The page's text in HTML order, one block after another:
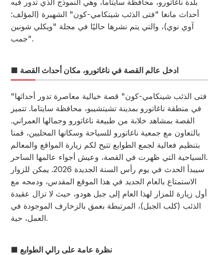
بلدة ناغاتورو، محافظة سايتاما، وهي النموذج الذي تدور فيه
أحداث مانغا "فتى الذئب شينكامي-كون" الشهيرة (المؤلف:
آوي نوي)، والتي يتم نشرها حاليًا في مجلة "ويكلي شونين
جمب".
■ ادخل عالم القصة في ناغاتورو، مكان أحداث القصة
"فتى الذئب شينكامي-كون" قصة خيالية معاصرة تدور أحداثها
في منطقة ناغاتورو بمدينة تشيتشيبو، محافظة سايتاما. تتميز
القصة بمشاهد خلابة من طبيعة ناغاتورو وجمالها العمراني.
بالتعاون مع جمعية ناغاتورو للسياحة وسكانها المحليين، قمنا
بتنظيم فعالية لجمع الطوابع تتيح لكم زيارة المواقع والمعالم
السياحية التي ظهرت في القصة، وعيش أجواء عالمها الساحر.
سيبدأ الحدث في يوم رأس السنة الجديدة 2026. يمكن للزوار
الاستمتاع بالعام الجديد في هذا الموقع المقدس، ودمجه مع
أول زيارة للمزار لهذا العام إلى جبل هودو، حيث لا تزال عقيدة
الذئب (كلب الجبل)، المرتبطة بعمق بالزخارف الموجودة في
العمل، حية.
■ نظرة عامة على رالي الطوابع